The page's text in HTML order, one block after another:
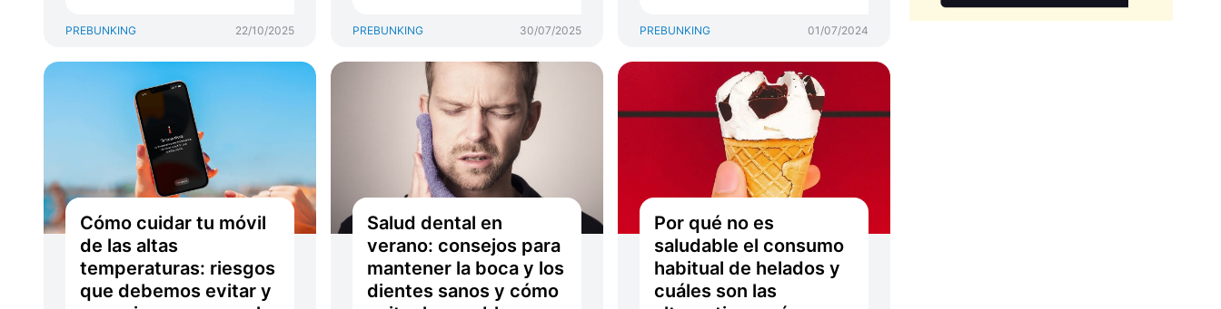
PREBUNKING 22/10/2025 PREBUNKING 30/07/2025 PREBUNKING 01/07/2024
Cómo cuidar tu móvil
de las altas
temperaturas: riesgos
que debemos evitar y
Salud dental en
verano: consejos para
mantener la boca y los
dientes sanos y cómo
Por qué no es
saludable el consumo
habitual de helados y
cuáles son las